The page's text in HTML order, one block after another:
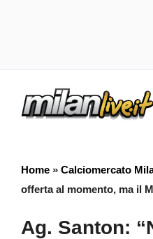
Home » Calciomercato
offerta al momento, ma il
Ag. Santon: